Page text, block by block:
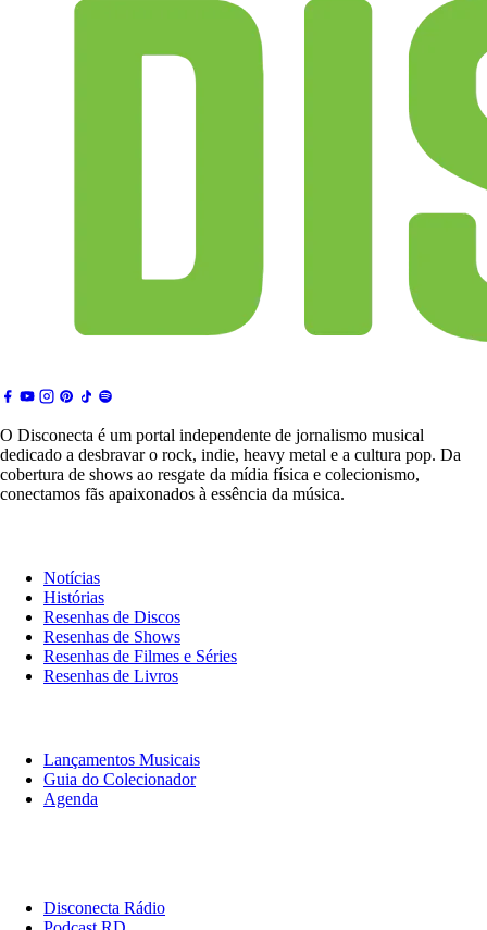
O Disconecta é um portal independente de jornalismo musical
dedicado a desbravar o rock, indie, heavy metal e a cultura pop. Da
cobertura de shows ao resgate da mídia física e colecionismo,
conectamos fãs apaixonados à essência da música.
Notícias
Histórias
Resenhas de Discos
Resenhas de Shows
Resenhas de Filmes e Séries
Resenhas de Livros
Lançamentos Musicais
Guia do Colecionador
Agenda
Disconecta Rádio